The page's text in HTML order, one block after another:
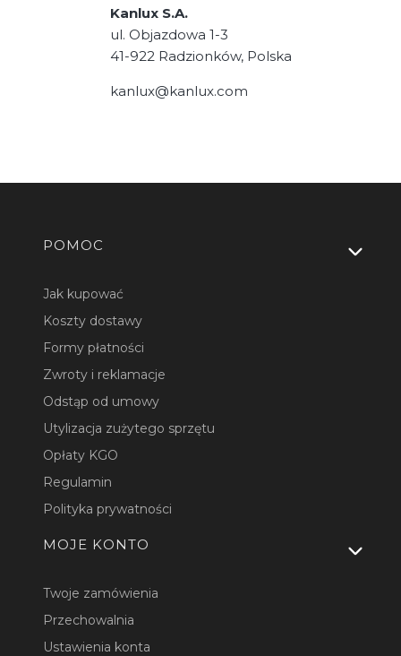
Kanlux S.A.
ul. Objazdowa 1-3
41-922 Radzionków, Polska
kanlux@kanlux.com
Linki w stopce
POMOC
Jak kupować
Koszty dostawy
Formy płatności
Zwroty i reklamacje
Odstąp od umowy
Utylizacja zużytego sprzętu
Opłaty KGO
Regulamin
Polityka prywatności
MOJE KONTO
Twoje zamówienia
Przechowalnia
Ustawienia konta